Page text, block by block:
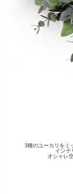
3種のユーカリをミ
インテ
オシャレ